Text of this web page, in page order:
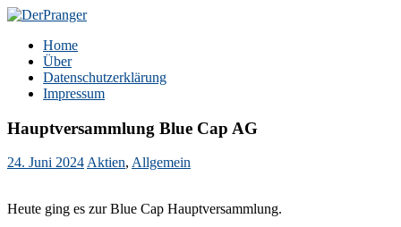
Zum
springen
DerPranger
Finanzen, Freiheit, Prangerei
Home
Über
Datenschutzerklärung
Impressum
Hauptversammlung Blue Cap AG
24. Juni 2024Aktien, Allgemein
Heute ging es zur Blue Cap Hauptversammlung.